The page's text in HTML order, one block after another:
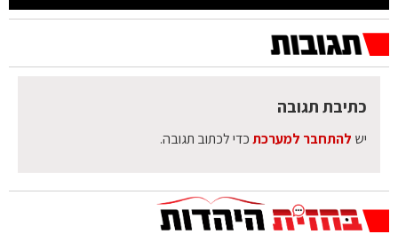
כתיבת תגובה
יש להתחבר למערכתכדי לכתוב תגובה.